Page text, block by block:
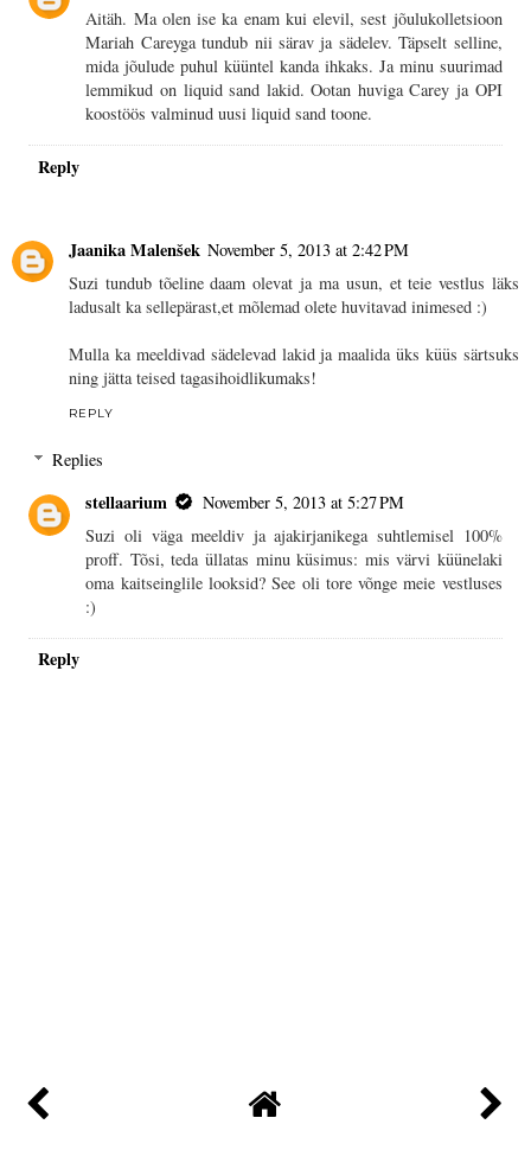
Aitäh. Ma olen ise ka enam kui elevil, sest jõulukolletsioon
Mariah Careyga tundub nii särav ja sädelev. Täpselt selline,
mida jõulude puhul küüntel kanda ihkaks. Ja minu suurimad
lemmikud on liquid sand lakid. Ootan huviga Carey ja OPI
koostöös valminud uusi liquid sand toone.
Reply
Jaanika Malenšek November 5, 2013 at 2:42 PM
Suzi tundub tõeline daam olevat ja ma usun, et teie vestlus läks
ladusalt ka sellepärast,et mõlemad olete huvitavad inimesed :)
Mulla ka meeldivad sädelevad lakid ja maalida üks küüs särtsuks
ning jätta teised tagasihoidlikumaks!
REPLY
Replies
stellaarium
November 5, 2013 at 5:27 PM
Suzi oli väga meeldiv ja ajakirjanikega suhtlemisel 100%
proff. Tõsi, teda üllatas minu küsimus: mis värvi küünelaki
oma kaitseinglile looksid? See oli tore võnge meie vestluses
:)
Reply